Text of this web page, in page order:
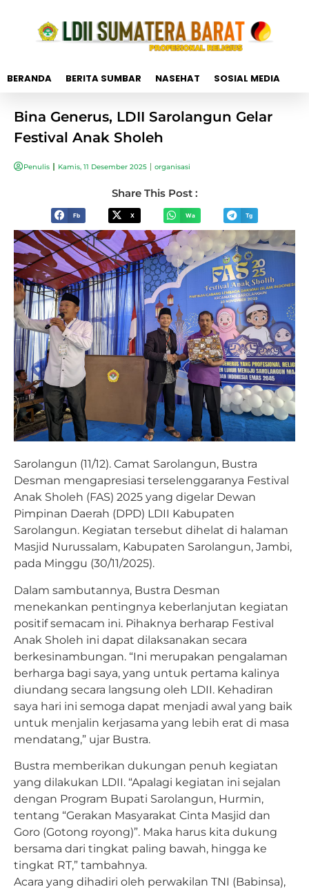
BERANDA BERITA SUMBAR NASEHAT SOSIAL MEDIA
Bina Generus, LDII Sarolangun Gelar
Festival Anak Sholeh
Penulis Kamis, 11 Desember 2025 organisasi
Share This Post :
Fb X Wa Tg
Sarolangun (11/12). Camat Sarolangun, Bustra
Desman mengapresiasi terselenggaranya Festival
Anak Sholeh (FAS) 2025 yang digelar Dewan
Pimpinan Daerah (DPD) LDII Kabupaten
Sarolangun. Kegiatan tersebut dihelat di halaman
Masjid Nurussalam, Kabupaten Sarolangun, Jambi,
pada Minggu (30/11/2025).
Dalam sambutannya, Bustra Desman
menekankan pentingnya keberlanjutan kegiatan
positif semacam ini. Pihaknya berharap Festival
Anak Sholeh ini dapat dilaksanakan secara
berkesinambungan. “Ini merupakan pengalaman
berharga bagi saya, yang untuk pertama kalinya
diundang secara langsung oleh LDII. Kehadiran
saya hari ini semoga dapat menjadi awal yang baik
untuk menjalin kerjasama yang lebih erat di masa
mendatang,” ujar Bustra.
Bustra memberikan dukungan penuh kegiatan
yang dilakukan LDII. “Apalagi kegiatan ini sejalan
dengan Program Bupati Sarolangun, Hurmin,
tentang “Gerakan Masyarakat Cinta Masjid dan
Goro (Gotong royong)”. Maka harus kita dukung
bersama dari tingkat paling bawah, hingga ke
tingkat RT,” tambahnya.
Acara yang dihadiri oleh perwakilan TNI (Babinsa),